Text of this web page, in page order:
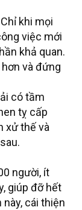
khi mọi
việc mới
khả quan.
và đứng
có tầm
tỵ cấp
xử thế và
người, ít
giúp đỡ hết
cái thiện